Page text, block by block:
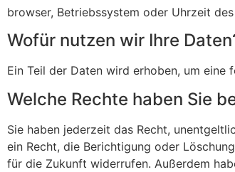
browser, Betriebs­system oder Uhrzeit
Wofür nutzen wir Ihre
Ein Teil der Daten wird erhoben, um
Welche Rechte haben Sie
Sie haben jederzeit das Recht,
ein Recht, die Berich­ti­gung oder
für die Zukunft wider­rufen. Außerdem